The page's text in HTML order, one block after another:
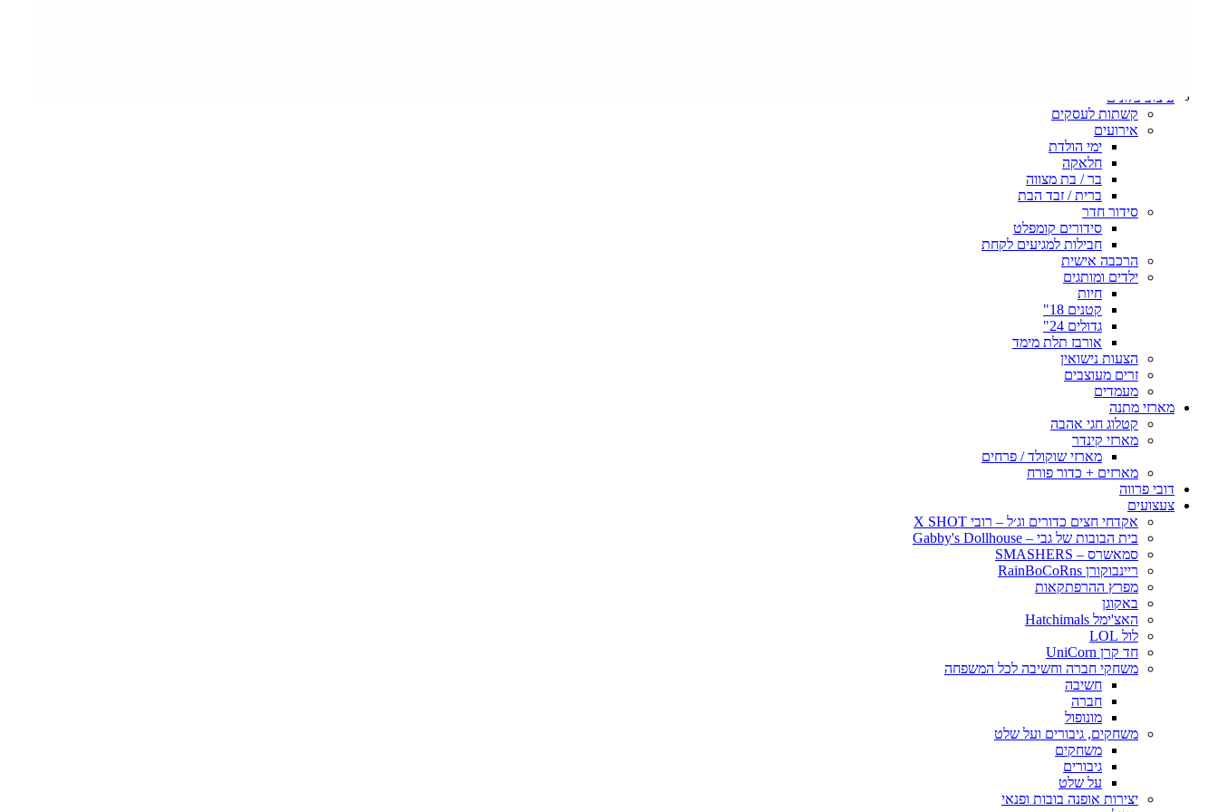
עיצוב בלונים
קשתות לעסקים
אירועים
ימי הולדת
חלאקה
בר / בת מצווה
ברית / זבד הבת
סידור חדר
סידורים קומפלט
חבילות למגיעים לקחת
הרכבה אישית
ילדים ומותגים
חיות
קטנים 18"
גדולים 24"
אורבז תלת מימד
הצעות נישואין
זרים מעוצבים
מעמדים
מארזי מתנה
קטלוג חגי אהבה
מארזי קינדר
מארזי שוקולד / פרחים
מארזים + כדור פורח
דובי פרווה
צעצועים
אקדחי חצים כדורים וג׳ל – רובי X SHOT
בית הבובות של גבי – Gabby's Dollhouse
סמאשרס – SMASHERS
ריינבוקורן RainBoCoRns
מפרץ ההרפתקאות
באקוגן
האצ'ימל Hatchimals
לול LOL
חד קרן UniCorn
משחקי חברה וחשיבה לכל המשפחה
חשיבה
חברה
מונופול
משחקים, גיבורים ועל שלט
משחקים
גיבורים
על שלט
יצירות אופנה בובות ופנאי